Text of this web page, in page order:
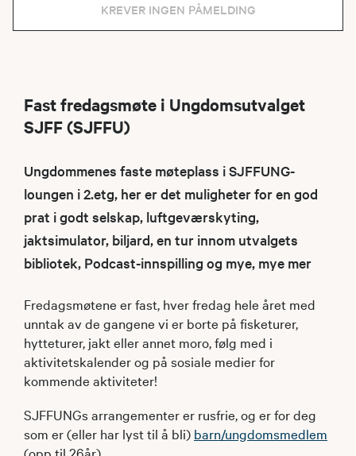
KREVER INGEN PÅMELDING
Fast fredagsmøte i Ungdomsutvalget
SJFF (SJFFU)
Ungdommenes faste møteplass i SJFFUNG-
loungen i 2.etg, her er det muligheter for en god
prat i godt selskap, luftgeværskyting,
jaktsimulator, biljard, en tur innom utvalgets
bibliotek, Podcast-innspilling og mye, mye mer
Fredagsmøtene er fast, hver fredag hele året med
unntak av de gangene vi er borte på fisketurer,
hytteturer, jakt eller annet moro, følg med i
aktivitetskalender og på sosiale medier for
kommende aktiviteter!
SJFFUNGs arrangementer er rusfrie, og er for deg
som er (eller har lyst til å bli) barn/ungdomsmedlem